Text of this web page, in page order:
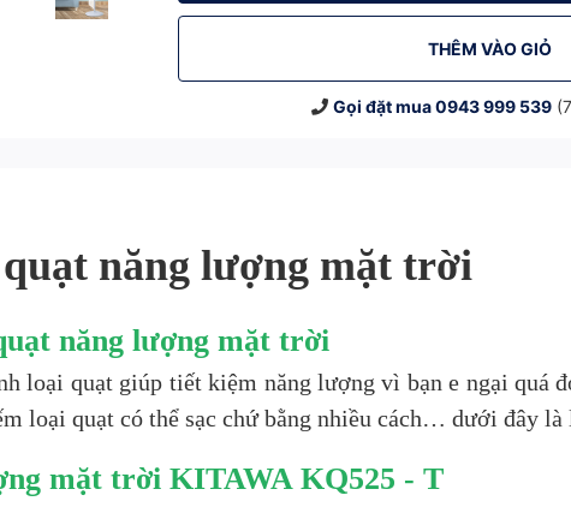
THÊM VÀO GIỎ
Gọi đặt mua0943 999 539
quạt năng lượng mặt trời
năng lượng mặt trời
loại quạt giúp tiết kiệm năng lượng vì bạn e ngại quá
loại quạt có thể sạc chứ bằng nhiều cách… dưới đây
mặt trời KITAWA KQ525 - T